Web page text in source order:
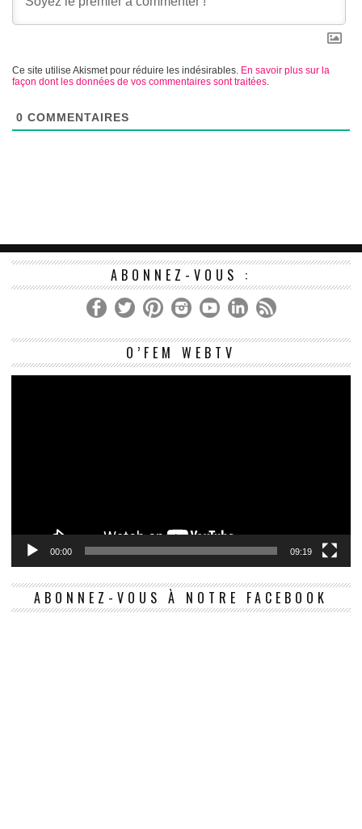
Ce site utilise Akismet pour réduire les indésirables. En savoir plus sur la
façon dont les données de vos commentaires sont traitées.
0 COMMENTAIRES
ABONNEZ-VOUS :
O’FEM WEBTV
00:00 09:19
ABONNEZ-VOUS À NOTRE FACEBOOK